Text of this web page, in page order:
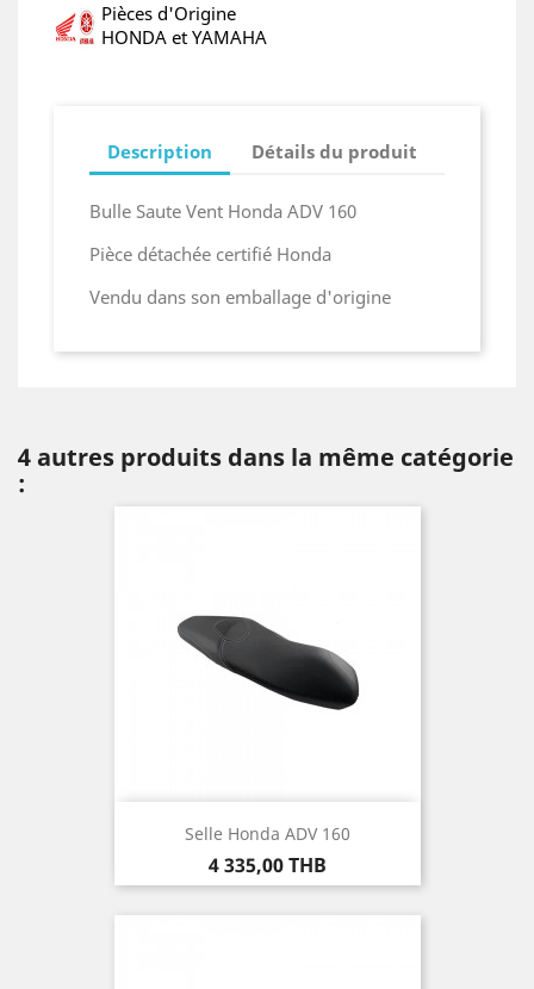
Pièces d'Origine
HONDA et YAMAHA
Description Détails du produit
Bulle Saute Vent Honda ADV 160
Pièce détachée certifié Honda
Vendu dans son emballage d'origine
4 autres produits dans la même catégorie
:
Selle Honda ADV 160
Prix
4 335,00 THB